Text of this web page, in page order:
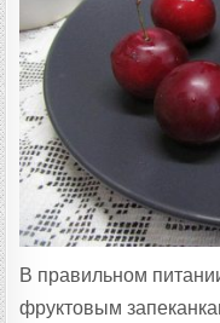
:
В правильном
фруктовым